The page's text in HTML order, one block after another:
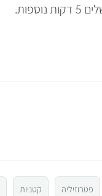
פטרוזיליה קטניות